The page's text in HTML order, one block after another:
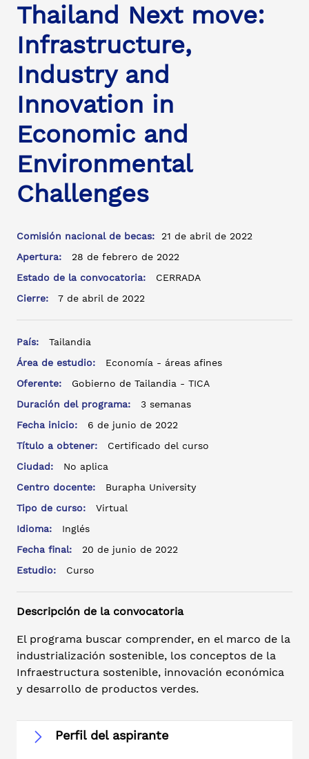
Thailand Next move:
Infrastructure,
Industry and
Innovation in
Economic and
Environmental
Challenges
Comisión nacional de becas: 21 de abril de 2022
Apertura:
28 de febrero de 2022
Estado de la convocatoria:
CERRADA
Cierre:
7 de abril de 2022
País:
Tailandia
Área de estudio:
Economía - áreas afines
Oferente:
Gobierno de Tailandia - TICA
Duración del programa:
3 semanas
Fecha inicio:
6 de junio de 2022
Título a obtener:
Certificado del curso
Ciudad:
No aplica
Centro docente:
Burapha University
Tipo de curso:
Virtual
Idioma:
Inglés
Fecha final:
20 de junio de 2022
Estudio:
Curso
Descripción de la convocatoria
El programa buscar comprender, en el marco de la
industrialización sostenible, los conceptos de la
Infraestructura sostenible, innovación económica
y desarrollo de productos verdes.
Perfil del aspirante